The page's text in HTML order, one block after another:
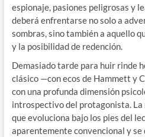
espionaje, pasiones peligrosas y
deberá enfrentarse no solo a
sombras, sino también a aquello
y la posibilidad de redención.
Demasiado tarde para huir rinde
clásico —con ecos de Hammett y
con una profunda dimensión
introspectivo del protagonista.
que evoluciona bajo los pies del
aparentemente convencional y